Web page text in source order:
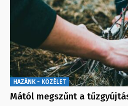
HAZÁNK - KÖZÉLET
Mától megszűnt a